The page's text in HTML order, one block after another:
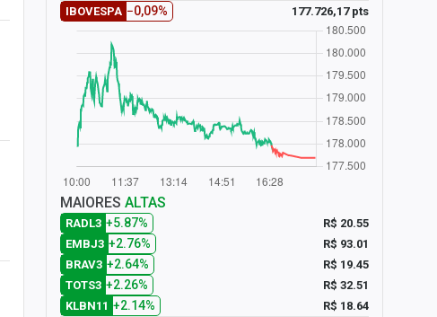
IBOVESPA −0,09% 177.726,17 pts
MAIORES ALTAS
RADL3 +5.87%
R$ 20.55
EMBJ3 +2.76%
R$ 93.01
BRAV3 +2.64%
R$ 19.45
TOTS3 +2.26%
R$ 32.51
KLBN11 +2.14% R$ 18.64